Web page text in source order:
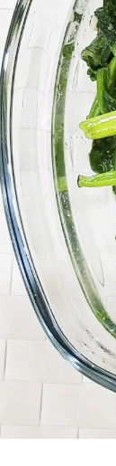
Previous